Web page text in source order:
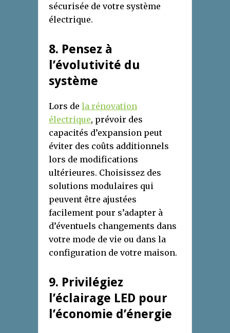
sécurisée de votre système
électrique.
8. Pensez à
l’évolutivité d u
système
Lors de la rénovation
électrique, prévoir des
capacités d’expansion peut
éviter des coûts additionnels
lors de modifications
ultérieures. Choisissez des
solutions modulaires qui
peuvent être ajustées
facilement pour s’adapter à
d’éventuels changements dans
votre mode de vie ou dans la
configuration de votre maison.
9. Privilégiez
l’éclairage LED pour
l’économie d’énergie